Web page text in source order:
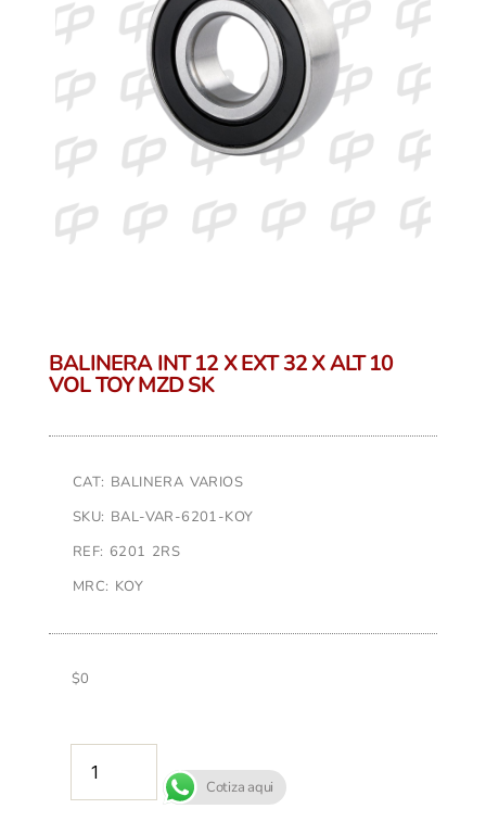
BALINERA INT 12 X EXT 32 X ALT 10
VOL TOY MZD SK
CAT: BALINERA VARIOS
SKU: BAL-VAR-6201-KOY
REF: 6201 2RS
MRC: KOY
$0
Cotiza aqui